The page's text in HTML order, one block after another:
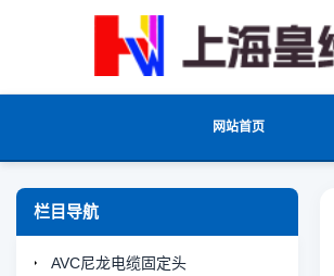
网站首页
栏目导航
AVC尼龙电缆固定头